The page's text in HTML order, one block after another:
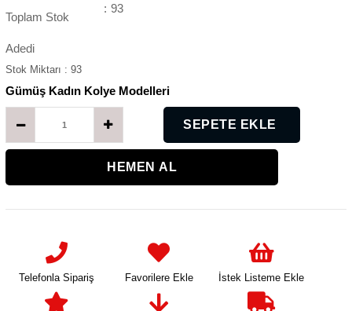
Toplam Stok
Adedi
: 93
Stok Miktarı : 93
Gümüş Kadın Kolye Modelleri
Telefonla Sipariş Favorilere Ekle İstek Listeme Ekle